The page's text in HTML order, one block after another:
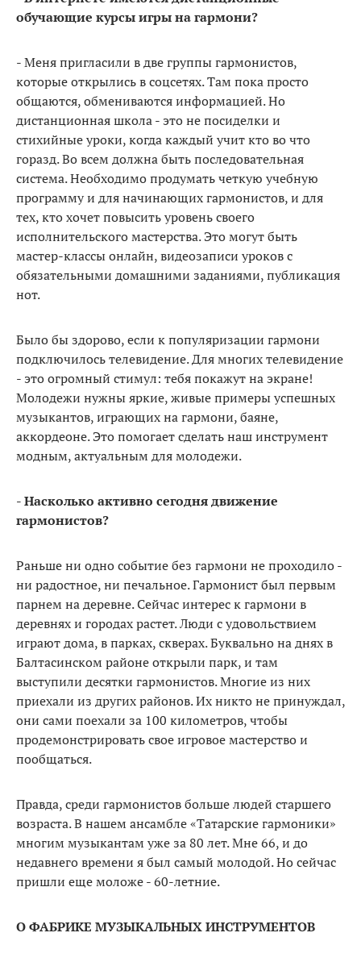
обучающие курсы игры на гармони?
- Меня пригласили в две группы гармонистов,
которые открылись в соцсетях. Там пока просто
общаются, обмениваются информацией. Но
дистанционная школа - это не посиделки и
стихийные уроки, когда каждый учит кто во что
горазд. Во всем должна быть последовательная
система. Необходимо продумать четкую учебную
программу и для начинающих гармонистов, и для
тех, кто хочет повысить уровень своего
исполнительского мастерства. Это могут быть
мастер-классы онлайн, видеозаписи уроков с
обязательными домашними заданиями, публикация
нот.
Было бы здорово, если к популяризации гармони
подключилось телевидение. Для многих телевидение
- это огромный стимул: тебя покажут на экране!
Молодежи нужны яркие, живые примеры успешных
музыкантов, играющих на гармони, баяне,
аккордеоне. Это помогает сделать наш инструмент
модным, актуальным для молодежи.
- Насколько активно сегодня движение
гармонистов?
Раньше ни одно событие без гармони не проходило -
ни радостное, ни печальное. Гармонист был первым
парнем на деревне. Сейчас интерес к гармони в
деревнях и городах растет. Люди с удовольствием
играют дома, в парках, скверах. Буквально на днях в
Балтасинском районе открыли парк, и там
выступили десятки гармонистов. Многие из них
приехали из других районов. Их никто не принуждал,
они сами поехали за 100 километров, чтобы
продемонстрировать свое игровое мастерство и
пообщаться.
Правда, среди гармонистов больше людей старшего
возраста. В нашем ансамбле «Татарские гармоники»
многим музыкантам уже за 80 лет. Мне 66, и до
недавнего времени я был самый молодой. Но сейчас
пришли еще моложе - 60-летние.
О ФАБРИКЕ МУЗЫКАЛЬНЫХ ИНСТРУМЕНТОВ